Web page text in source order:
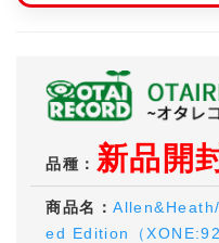
品種： 新品開
商品名：
ed Edition（